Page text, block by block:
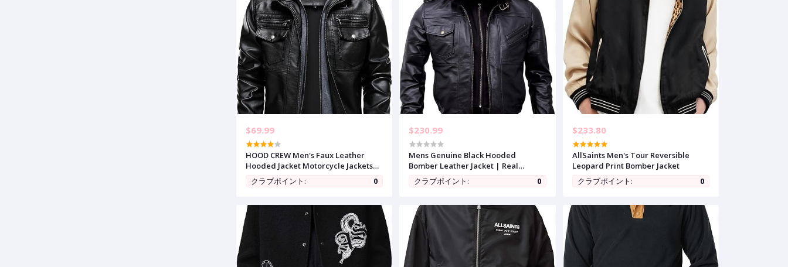
$69.99
HOOD CREW Men's Faux Leather
Hooded Jacket Motorcycle Jackets
Water Repellent Windproof PU Moto
Vintage Bomber Hoodie Coats
クラブポイント: 0
$230.99
Mens Genuine Black Hooded
Bomber Leather Jacket | Real
Lambskin Waxed Brown Leather
Jackets for Men with Removable
クラブポイント: 0
$233.80
AllSaints Men's Tour Reversible
Leopard Print Bomber Jacket
クラブポイント:
0